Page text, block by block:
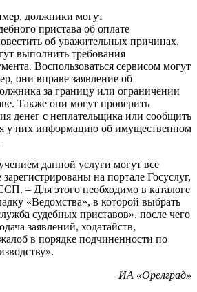
должники могут
пристава об оплате
об уважительных причинах,
выполнить требования
Воспользоваться сервисом могут
они вправе заявление об
за границу или ограничении
Также они могут проверить
денег с неплательщика или сообщить
у них информацию об имущественном
данной услуги могут все
на портале Госуслуг,
– Для этого необходимо в каталоге
«Ведомства», в которой выбрать
судебных приставов», после чего
заявлений, ходатайств,
в порядке подчиненности по
ИА «Орелград»